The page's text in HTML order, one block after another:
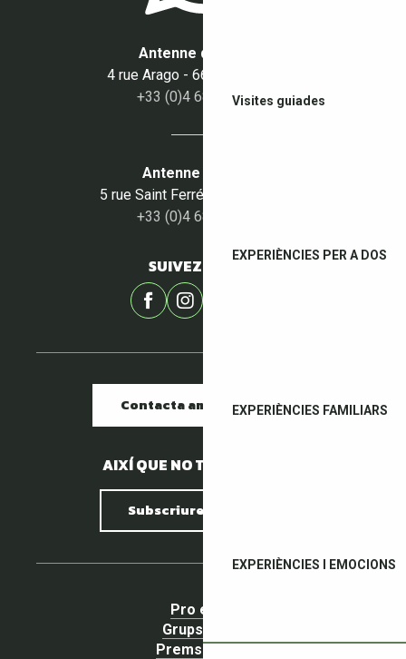
Visites guiades
EXPERIÈNCIES PER A DOS
EXPERIÈNCIES FAMILIARS
EXPERIÈNCIES I EMOCIONS
Antenne du Boulou
4 rue Arago - 66160 Le Boulou
+33 (0)4 68 87 50 95
Antenne du Céret
5 rue Saint Ferréol - 66400 Céret
+33 (0)4 68 87 00 53
SUIVEZ-NOUS !
Contacta amb nosaltres
AIXÍ QUE NO TENIM PEDRES.
Subscriure al butlletí
Pro espai
Grups espai
Premsa espai